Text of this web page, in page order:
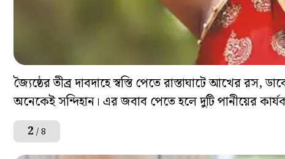
জ্যৈষ্ঠের তীব্র দাবদাহে স্বস্তি পেতে রাস্তাঘাটে আখের রস,
অনেকেই সন্দিহান। এর জবাব পেতে হলে দুটি পানীয়ের
2 / 8